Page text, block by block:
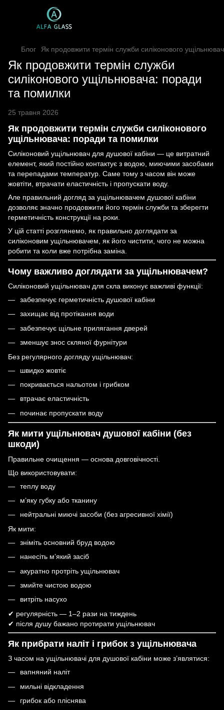
Блог Як продовжити термін служби силіконового
Як продовжити термін служби
силіконового ущільнювача: поради
та помилки
25 травня 2026
Як продовжити термін служби силіконового
ущільнювача: поради та помилки
Силіконовий ущільнювач для душової кабіни — це витратний
елемент, який постійно контактує з водою, миючими засобами
та перепадами температур. Саме тому з часом він може
жовтіти, втрачати еластичність і пропускати воду.
Але правильний догляд за ущільнювачем душової кабіни
дозволяє значно продовжити його термін служби та зберегти
герметичність конструкції на роки.
У цій статті розглянемо, як правильно доглядати за
силіконовим ущільнювачем, як його чистити, чого не можна
робити та коли вже потрібна заміна.
Чому важливо доглядати за ущільнювачем?
Силіконовий ущільнювач для скла виконує важливі функції:
забезпечує герметичність душової кабіни
захищає від протікання води
забезпечує щільне прилягання дверей
зменшує знос скляної фурнітури
Без регулярного догляду ущільнювач:
швидко жовтіє
покривається нальотом і грибком
втрачає еластичність
починає пропускати воду
Як мити ущільнювач душової кабіни (без
шкоди)
Правильне очищення — основа довговічності.
Що використовувати:
теплу воду
м’яку губку або тканину
нейтральні миючі засоби (без агресивної хімії)
Як мити:
зніміть основний бруд водою
нанесіть м’який засіб
акуратно протріть ущільнювач
змийте чистою водою
витріть насухо
✔ регулярність — 1–2 рази на тиждень
✔ після душу бажано протирати ущільнювач
Як прибрати наліт і грибок з ущільнювача
З часом на ущільнювачі для душової кабіни може з’являтися:
вапняний наліт
мильні відкладення
грибок або пліснява